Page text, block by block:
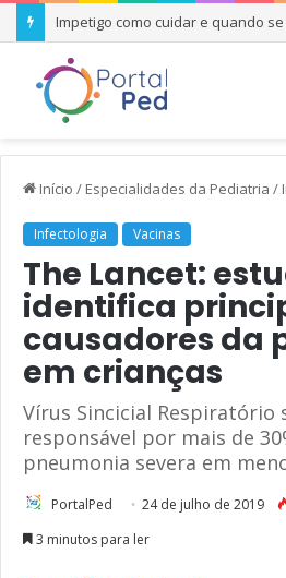
Impetigo como cuidar e quando
Início / Especialidades da Pediatria /
Infectologia Vacinas
The Lancet:
identifica
causadores da
em crianças
Vírus Sincicial Respiratório
responsável por mais de
pneumonia severa em
PortalPed 24 de julho de 2019
3 minutos para ler